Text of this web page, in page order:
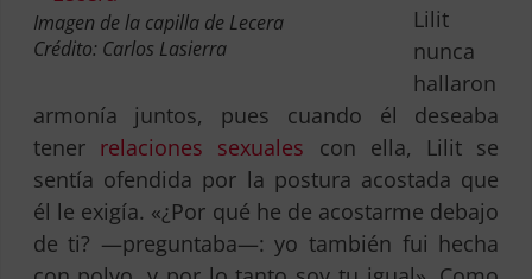
Imagen de la capilla de Lecera
Crédito: Carlos Lasierra
Lilit
nunca
hallaron
armonía juntos, pues cuando él deseaba
tener relaciones sexuales con ella, Lilit se
sentía ofendida por la postura acostada que
él le exigía. «¿Por qué he de acostarme debajo
de ti? —preguntaba—: yo también fui hecha